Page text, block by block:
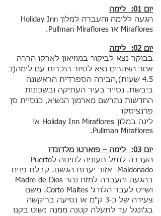
יום 01: לימה
הגעה ללימה והעברה למלון Holiday Inn
Miraflores או Pullman Miraflores.
יום 02: לימה
בבוקר נצא לביקור במוזיאון לארקו הררה
אחר הצהרים נצא לסיור היכרות עם לימה(כ
4.5 שעות),הבירה הספרדית הראשונה
ביבשת. נסייר בעיר העתיקה ובשכונות
החדשות נתרשם מארמון הנשיא, כנסיית סן
פרנציסקו
לינה במלון Holiday Inn Miraflores או
Pullman Miraflores.
יום 03: לימה – פוארטו מלדונדו
העברה לנמל תעופה לטיסה לPuerto
Maldonado- אזור יערות הגשם. קבלת פנים
בהגעה והעברה למזח נהר Madre de Dios
ושייט לעבר הלודג' Corto Maltes. משם
צעידה של כ-3 ק"מ או נסיעה בריקשה
בג'ונגל עד לתעלה קטנה ממנה נשוט בקנו